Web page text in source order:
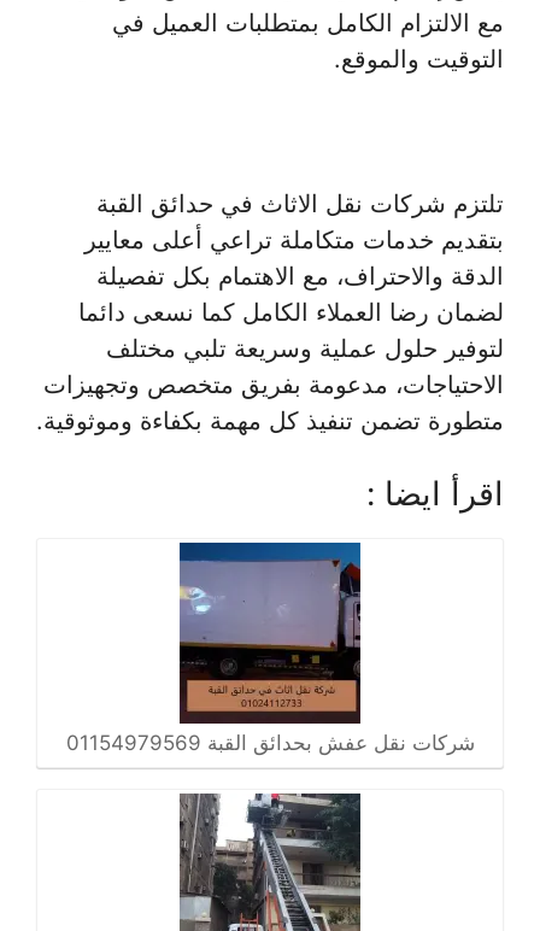
مع الالتزام الكامل بمتطلبات العميل في
التوقيت والموقع.
تلتزم شركات نقل الاثاث في حدائق القبة
بتقديم خدمات متكاملة تراعي أعلى معايير
الدقة والاحتراف، مع الاهتمام بكل تفصيلة
لضمان رضا العملاء الكامل كما نسعى دائما
لتوفير حلول عملية وسريعة تلبي مختلف
الاحتياجات، مدعومة بفريق متخصص وتجهيزات
متطورة تضمن تنفيذ كل مهمة بكفاءة وموثوقية.
اقرأ ايضا :
شركات نقل عفش بحدائق القبة 01154979569